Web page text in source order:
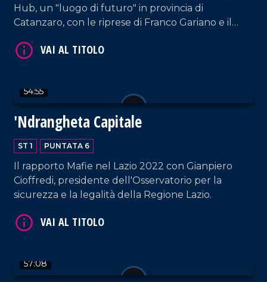
Hub, un "luogo di futuro" in provincia di
Catanzaro, con le riprese di Franco Gariano e il
54:55
'Ndrangheta Capitale
ST 1 PUNTATA 6
Il rapporto Mafie nel Lazio 2022 con Gianpiero
Cioffredi, presidente dell'Osservatorio per la
sicurezza e la legalità della Regione Lazio.
57:08